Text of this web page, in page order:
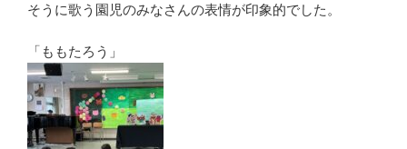
そうに歌う園児のみなさんの表情が印象的でした。
「ももたろう」